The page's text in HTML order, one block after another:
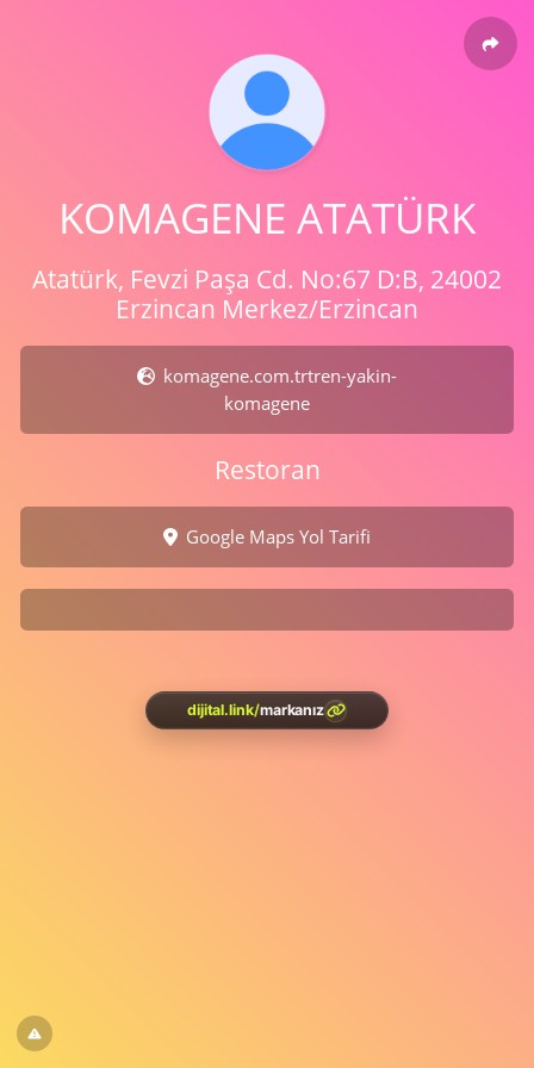
KOMAGENE ATATÜRK
Atatürk, Fevzi Paşa Cd. No:67 D:B, 24002
Erzincan Merkez/Erzincan
komagene.com.trtren-yakin-
komagene
Restoran
Google Maps Yol Tarifi
dijital.link/markanız